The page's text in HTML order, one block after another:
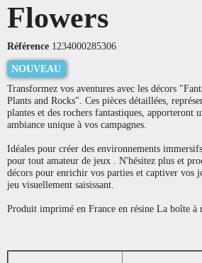
Flowers
Référence 1234000285306
NOUVEAU
Transformez vos aventures avec les décors
Plants and Rocks". Ces pièces détaillées,
plantes et des rochers fantastiques, apporteront
ambiance unique à vos campagnes.
Idéales pour créer des environnements
pour tout amateur de jeux . N'hésitez plus et
décors pour enrichir vos parties et captiver vos
jeu visuellement saisissant.
Produit imprimé en France en résine La boîte à